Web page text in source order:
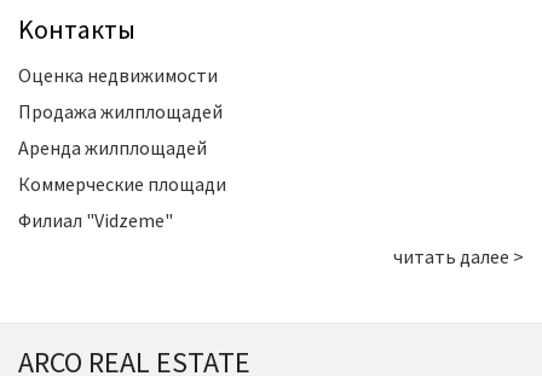
Kонтакты
Оценка недвижимости
Продажа жилплощадей
Аренда жилплощадей
Коммерческие площади
Филиал "Vidzeme"
читать далее >
ARCO REAL ESTATE